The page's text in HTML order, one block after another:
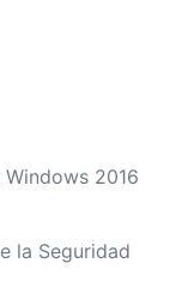
2016
la Seguridad